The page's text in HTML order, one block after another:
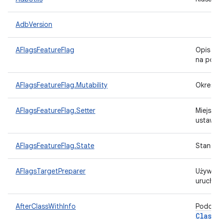
AdbVersion
AFlagsFeatureFlag
Opis
na
AFlagsFeatureFlag.Mutability
AFlagsFeatureFlag.Setter
AFlagsFeatureFlag.State Stan
AFlagsTargetPreparer
Używa
AfterClassWithInfo
Class